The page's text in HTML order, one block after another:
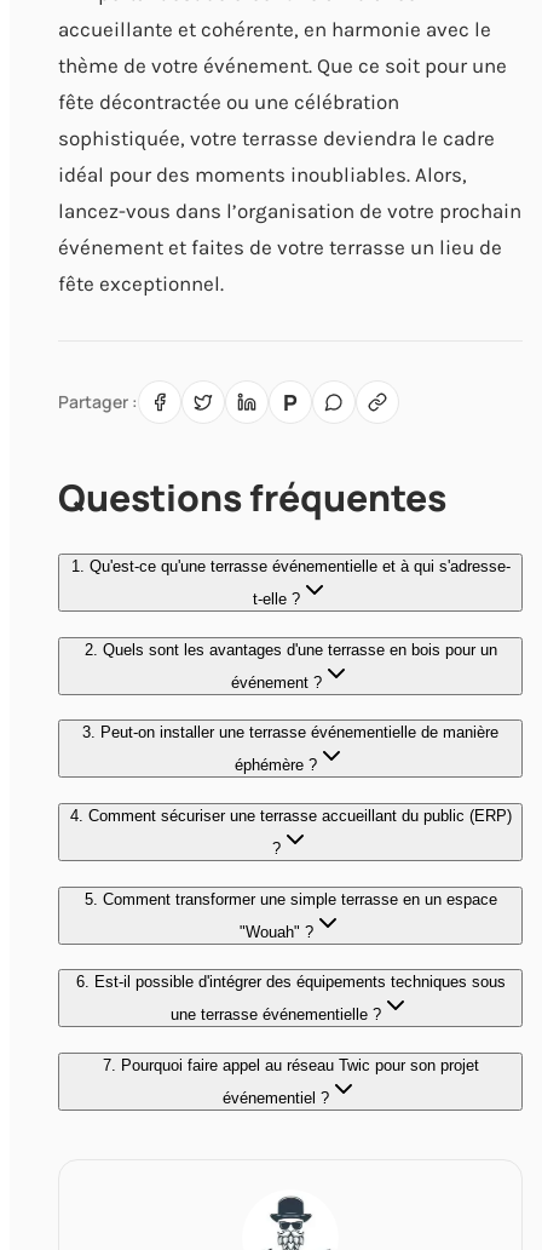
accueillante et cohérente, en harmonie avec le
thème de votre événement. Que ce soit pour une
fête décontractée ou une célébration
sophistiquée, votre terrasse deviendra le cadre
idéal pour des moments inoubliables. Alors,
lancez-vous dans l’organisation de votre prochain
événement et faites de votre terrasse un lieu de
fête exceptionnel.
Partager : P
Questions fréquentes
1. Qu'est-ce qu'une terrasse événementielle et à qui s'adresse-
t-elle ?
2. Quels sont les avantages d'une terrasse en bois pour un
événement ?
3. Peut-on installer une terrasse événementielle de manière
éphémère ?
4. Comment sécuriser une terrasse accueillant du public (ERP)
?
5. Comment transformer une simple terrasse en un espace
"Wouah" ?
6. Est-il possible d'intégrer des équipements techniques sous
une terrasse événementielle ?
7. Pourquoi faire appel au réseau Twic pour son projet
événementiel ?